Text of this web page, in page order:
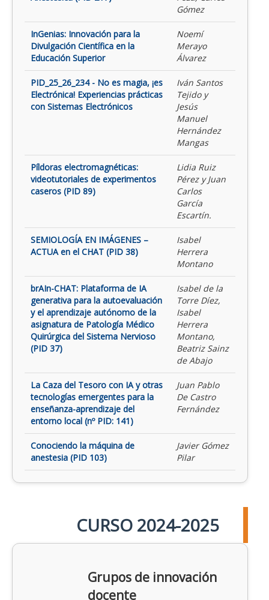
Gómez
InGenias: Innovación para la
Divulgación Científica en la
Educación Superior
Noemí
Merayo
Álvarez
PID_25_26_234 - No es magia, ¡es
Electrónica! Experiencias prácticas
con Sistemas Electrónicos
Iván Santos
Tejido y
Jesús
Manuel
Hernández
Mangas
Píldoras electromagnéticas:
videotutoriales de experimentos
caseros (PID 89)
Lidia Ruiz
Pérez y Juan
Carlos
García
Escartín.
SEMIOLOGÍA EN IMÁGENES –
ACTUA en el CHAT (PID 38)
Isabel
Herrera
Montano
brAIn-CHAT: Plataforma de IA
generativa para la autoevaluación
y el aprendizaje autónomo de la
asignatura de Patología Médico
Quirúrgica del Sistema Nervioso
(PID 37)
Isabel de la
Torre Díez,
Isabel
Herrera
Montano,
Beatriz Sainz
de Abajo
La Caza del Tesoro con IA y otras
tecnologías emergentes para la
enseñanza-aprendizaje del
entorno local (nº PID: 141)
Juan Pablo
De Castro
Fernández
Conociendo la máquina de
anestesia (PID 103)
Javier Gómez
Pilar
CURSO 2024-2025
Grupos de innovación
docente